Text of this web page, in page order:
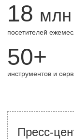
18 млн
посетителей
50+
инструментов и
Пресс-